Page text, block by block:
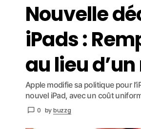
Nouvelle
iPads :
au lieu
Apple modifie sa politique pour
nouvel iPad, avec un coût
0 bybuzzg